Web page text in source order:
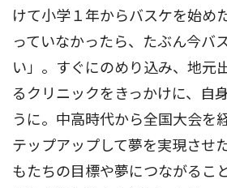
けて小学１年からバスケを始め
っていなかったら、たぶん今バ
い」。すぐにのめり込み、地元
るクリニックをきっかけに、自
うに。中高時代から全国大会を
テップアップして夢を実現させ
もたちの目標や夢につながるこ